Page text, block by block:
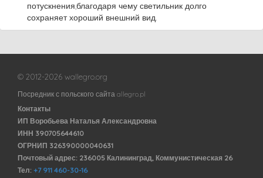
потускнения,благодаря чему светильник долго
сохраняет хороший внешний вид.
© 2012-2026 wallegro.org
Посредник с польского сайта allegro.pl
Контакты
ИП Воробьева Наталья Александровна
ИНН 390705644610
ОГРНИП 326390000040631
Почтовый адрес: 236005 Калининград, Коммунистическая 26
Тел: +7 911 460-30-16